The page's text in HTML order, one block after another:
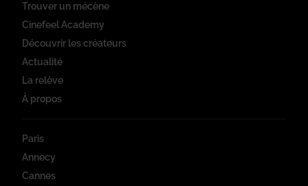
Trouver un mécène
Cinefeel Academy
Découvrir les créateurs
Actualité
La relève
À propos
Paris
Annecy
Cannes